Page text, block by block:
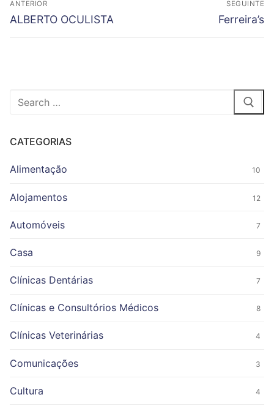
de
ANTERIOR
Previous
ALBERTO OCULISTA
SEGUINTE
Next
Ferreira’s
Pesquisar
CATEGORIAS
Alimentação 10
Alojamentos 12
Automóveis 7
Casa 9
Clínicas Dentárias 7
Clínicas e Consultórios Médicos 8
Clínicas Veterinárias 4
Comunicações 3
Cultura 4